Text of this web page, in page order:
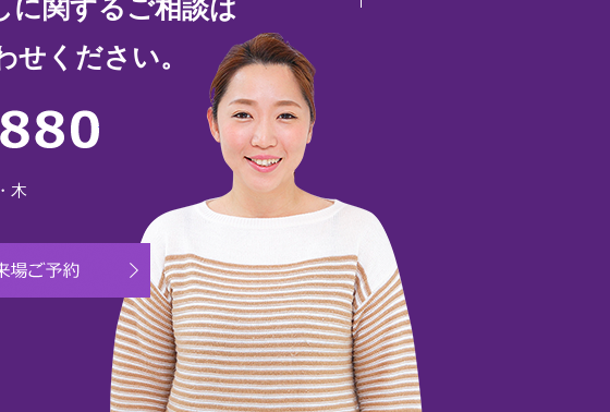
に関するご相談は
せください。
0745-51-7880
木
メールでのお問い合わせ/モデルハウス来場ご予約